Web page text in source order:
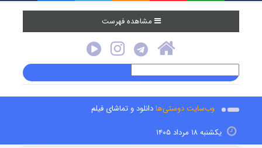
مشاهده فهرست
وب‌سایت دوستی‌هادانلود و تماشای فیلم
یکشنبه ۱۸ مرداد ۱۴۰۵